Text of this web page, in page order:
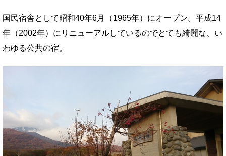
国民宿舎として昭和40年6月（1965年）にオープン。平成14
年（2002年）にリニューアルしているのでとても綺麗な、い
わゆる公共の宿。